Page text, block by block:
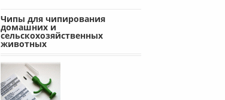
Чипы для чипирования
домашних и
сельскохозяйственных
животных